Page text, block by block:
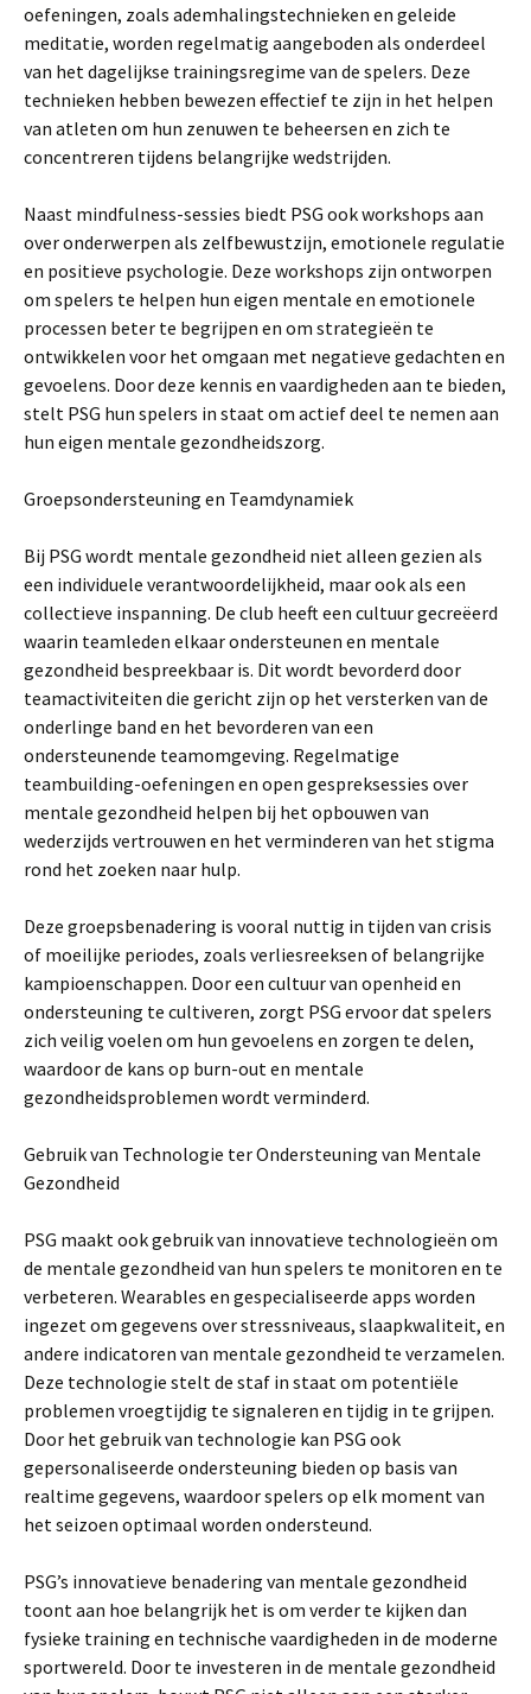
oefeningen, zoals ademhalingstechnieken en geleide
meditatie, worden regelmatig aangeboden als onderdeel
van het dagelijkse trainingsregime van de spelers. Deze
technieken hebben bewezen effectief te zijn in het helpen
van atleten om hun zenuwen te beheersen en zich te
concentreren tijdens belangrijke wedstrijden.
Naast mindfulness-sessies biedt PSG ook workshops aan
over onderwerpen als zelfbewustzijn, emotionele regulatie
en positieve psychologie. Deze workshops zijn ontworpen
om spelers te helpen hun eigen mentale en emotionele
processen beter te begrijpen en om strategieën te
ontwikkelen voor het omgaan met negatieve gedachten en
gevoelens. Door deze kennis en vaardigheden aan te bieden,
stelt PSG hun spelers in staat om actief deel te nemen aan
hun eigen mentale gezondheidszorg.
Groepsondersteuning en Teamdynamiek
Bij PSG wordt mentale gezondheid niet alleen gezien als
een individuele verantwoordelijkheid, maar ook als een
collectieve inspanning. De club heeft een cultuur gecreëerd
waarin teamleden elkaar ondersteunen en mentale
gezondheid bespreekbaar is. Dit wordt bevorderd door
teamactiviteiten die gericht zijn op het versterken van de
onderlinge band en het bevorderen van een
ondersteunende teamomgeving. Regelmatige
teambuilding-oefeningen en open gespreksessies over
mentale gezondheid helpen bij het opbouwen van
wederzijds vertrouwen en het verminderen van het stigma
rond het zoeken naar hulp.
Deze groepsbenadering is vooral nuttig in tijden van crisis
of moeilijke periodes, zoals verliesreeksen of belangrijke
kampioenschappen. Door een cultuur van openheid en
ondersteuning te cultiveren, zorgt PSG ervoor dat spelers
zich veilig voelen om hun gevoelens en zorgen te delen,
waardoor de kans op burn-out en mentale
gezondheidsproblemen wordt verminderd.
Gebruik van Technologie ter Ondersteuning van Mentale
Gezondheid
PSG maakt ook gebruik van innovatieve technologieën om
de mentale gezondheid van hun spelers te monitoren en te
verbeteren. Wearables en gespecialiseerde apps worden
ingezet om gegevens over stressniveaus, slaapkwaliteit, en
andere indicatoren van mentale gezondheid te verzamelen.
Deze technologie stelt de staf in staat om potentiële
problemen vroegtijdig te signaleren en tijdig in te grijpen.
Door het gebruik van technologie kan PSG ook
gepersonaliseerde ondersteuning bieden op basis van
realtime gegevens, waardoor spelers op elk moment van
het seizoen optimaal worden ondersteund.
PSG’s innovatieve benadering van mentale gezondheid
toont aan hoe belangrijk het is om verder te kijken dan
fysieke training en technische vaardigheden in de moderne
sportwereld. Door te investeren in de mentale gezondheid